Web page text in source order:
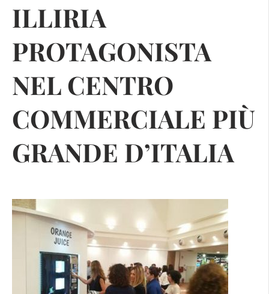
ILLIRIA
PROTAGONISTA
NEL CENTRO
COMMERCIALE PIÙ
GRANDE D’ITALIA